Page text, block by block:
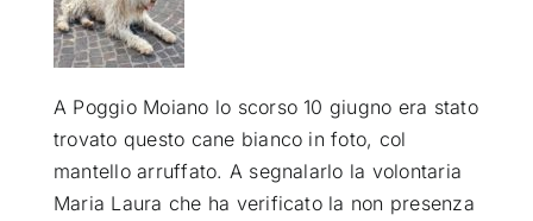
ATTUALITÀ
VIDEO
CHI SIAMO
A Poggio Moiano lo scorso 10 giugno era stato
trovato questo cane bianco in foto, col
mantello arruffato. A segnalarlo la volontaria
Maria Laura che ha verificato la non presenza